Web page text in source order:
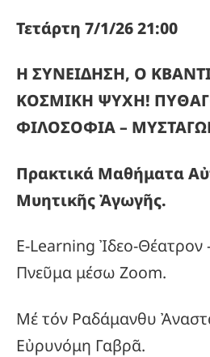
Τετάρτη 7/1/26 21:00
Η ΣΥΝΕΙΔΗΣΗ, Ο
ΚΟΣΜΙΚΗ ΨΥΧΗ!
ΦΙΛΟΣΟΦΙΑ –
Πρακτικά Μαθήματα
Μυητικῆς Ἀγωγῆς.
E-Learning Ἰδεο-Θέατρον
Πνεῦμα μέσω Zoom.
Μέ τόν Ραδάμανθυ
Εὐρυνόμη Γαβρᾶ.